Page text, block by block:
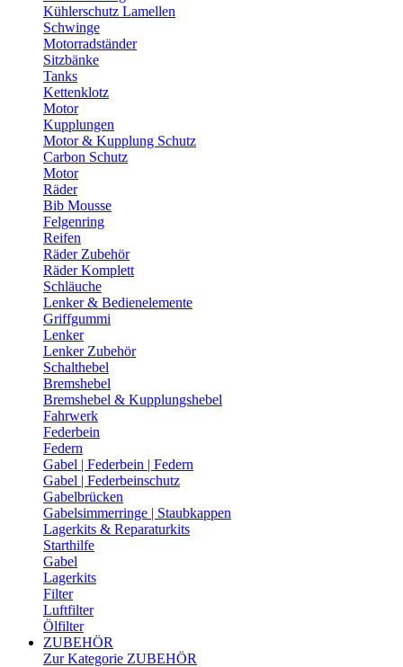
Kühlerschutz Lamellen
Schwinge
Motorradständer
Sitzbänke
Tanks
Kettenklotz
Motor
Kupplungen
Motor & Kupplung Schutz
Carbon Schutz
Motor
Räder
Bib Mousse
Felgenring
Reifen
Räder Zubehör
Räder Komplett
Schläuche
Lenker & Bedienelemente
Griffgummi
Lenker
Lenker Zubehör
Schalthebel
Bremshebel
Bremshebel & Kupplungshebel
Fahrwerk
Federbein
Federn
Gabel | Federbein | Federn
Gabel | Federbeinschutz
Gabelbrücken
Gabelsimmerringe | Staubkappen
Lagerkits & Reparaturkits
Starthilfe
Gabel
Lagerkits
Filter
Luftfilter
Ölfilter
ZUBEHÖR
Zur Kategorie ZUBEHÖR